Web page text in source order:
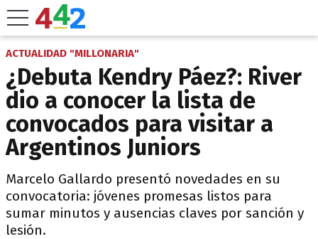
ACTUALIDAD "MILLONARIA"
¿Debuta Kendry Páez?: River
dio a conocer la lista de
convocados para visitar a
Argentinos Juniors
Marcelo Gallardo presentó novedades en su
convocatoria: jóvenes promesas listos para
sumar minutos y ausencias claves por sanción y
lesión.